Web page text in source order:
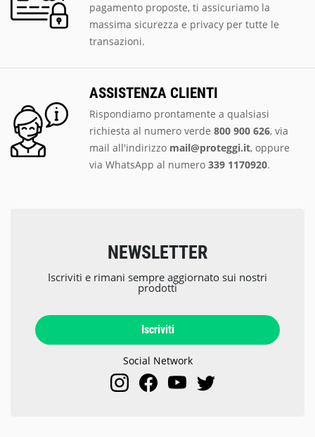
pagamento proposte, ti assicuriamo la
massima sicurezza e privacy per tutte le
transazioni.
ASSISTENZA CLIENTI
Rispondiamo prontamente a qualsiasi
richiesta al numero verde 800 900 626, via
mail all'indirizzo mail@proteggi.it, oppure
via WhatsApp al numero 339 1170920.
NEWSLETTER
Iscriviti e rimani sempre aggiornato sui nostri
prodotti
Iscriviti
Social Network